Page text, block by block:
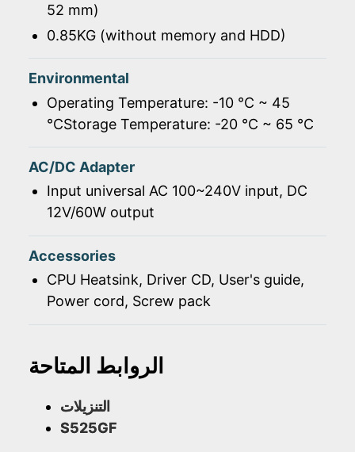
52 mm)
0.85KG (without memory and HDD)
Environmental
Operating Temperature: -10 ℃ ~ 45
℃Storage Temperature: -20 ℃ ~ 65 ℃
AC/DC Adapter
Input universal AC 100~240V input, DC
12V/60W output
Accessories
CPU Heatsink, Driver CD, User's guide,
Power cord, Screw pack
الروابط المتاحة
التنزيلات
S525GF